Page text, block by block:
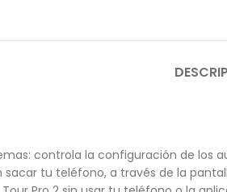
controla la configuración de
tu teléfono, a través de la